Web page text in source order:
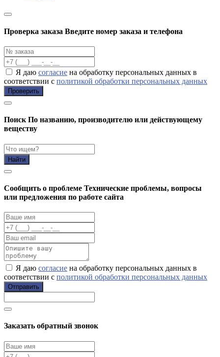
Проверка заказа Введите номер заказа и телефона
Я даю согласие на обработку персональных данных в
соответствии с политикой обработки персональных данных
Проверить
Поиск По названию, производителю или действующему
веществу
Найти
Cообщить о проблеме Технические проблемы, вопросы
или предложения по работе сайта
Я даю согласие на обработку персональных данных в
соответствии с политикой обработки персональных данных
Отправить
Заказать обратный звонок